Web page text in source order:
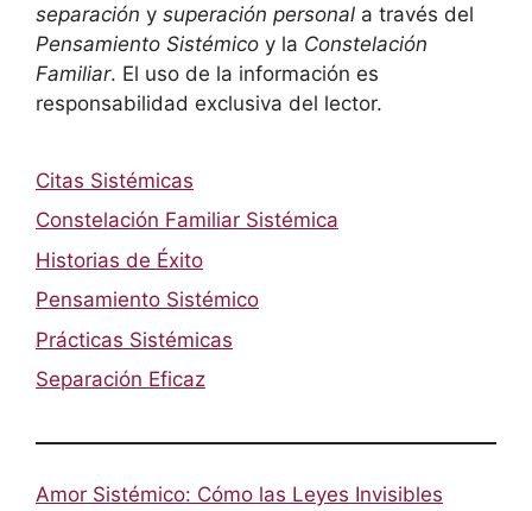
separación y superación personal a través del
Pensamiento Sistémico y la Constelación
Familiar. El uso de la información es
responsabilidad exclusiva del lector.
Citas Sistémicas
Constelación Familiar Sistémica
Historias de Éxito
Pensamiento Sistémico
Prácticas Sistémicas
Separación Eficaz
Amor Sistémico: Cómo las Leyes Invisibles